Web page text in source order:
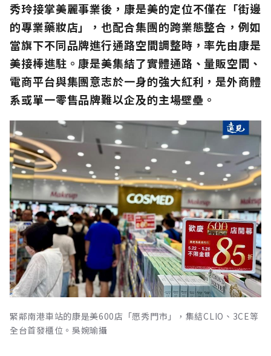
秀玲接掌美麗事業後，康是美的定位不僅在「街邊
的專業藥妝店」，也配合集團的跨業態整合，例如
當旗下不同品牌進行通路空間調整時，率先由康是
美接棒進駐。康是美集結了實體通路、量販空間、
電商平台與集團意志於一身的強大紅利，是外商體
系或單一零售品牌難以企及的主場壁壘。
緊鄰南港車站的康是美600店「愿秀門市」，集結CLIO、3CE等
全台首發櫃位。吳婉瑜攝